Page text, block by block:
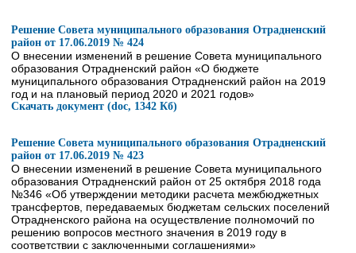
Решение Совета муниципального образования Отрадненский
район от 17.06.2019 № 424
О внесении изменений в решение Совета муниципального
образования Отрадненский район «О бюджете
муниципального образования Отрадненский район на 2019
год и на плановый период 2020 и 2021 годов»
Скачать документ (doc, 1342 Кб)
Решение Совета муниципального образования Отрадненский
район от 17.06.2019 № 423
О внесении изменений в решение Совета муниципального
образования Отрадненский район от 25 октября 2018 года
№346 «Об утверждении методики расчета межбюджетных
трансфертов, передаваемых бюджетам сельских поселений
Отрадненского района на осуществление полномочий по
решению вопросов местного значения в 2019 году в
соответствии с заключенными соглашениями»